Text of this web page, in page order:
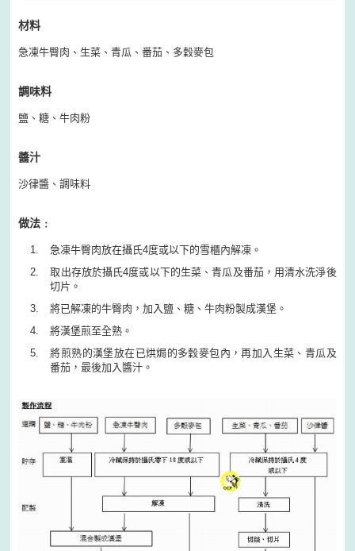
材料
急凍牛臀肉、生菜、青瓜、番茄、多穀麥包
調味料
鹽、糖、牛肉粉
醬汁
沙律醬、調味料
做法﹕
急凍牛臀肉放在攝氏4度或以下的雪櫃內解凍。
取出存放於攝氏4度或以下的生菜、青瓜及番茄，用清水洗淨後
切片。
將已解凍的牛臀肉，加入鹽、糖、牛肉粉製成漢堡。
將漢堡煎至全熟。
將煎熟的漢堡放在已烘焗的多穀麥包內，再加入生菜、青瓜及
番茄，最後加入醬汁。